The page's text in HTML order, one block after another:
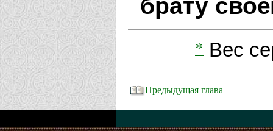
брату
* Вес
Предыдущая глава